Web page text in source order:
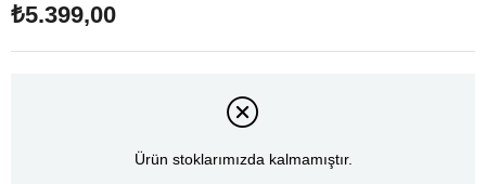
₺5.399,00
Ürün stoklarımızda kalmamıştır.